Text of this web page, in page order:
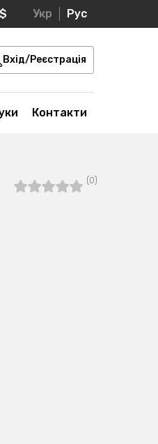
$ Укр Рус
Вхід/Реєстрація
Контакти
(0)